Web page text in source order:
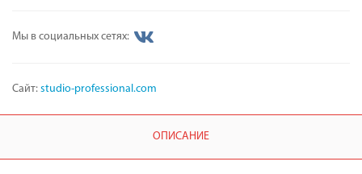
Мы в социальных сетях:
Сайт: studio-professional.com
ОПИСАНИЕ